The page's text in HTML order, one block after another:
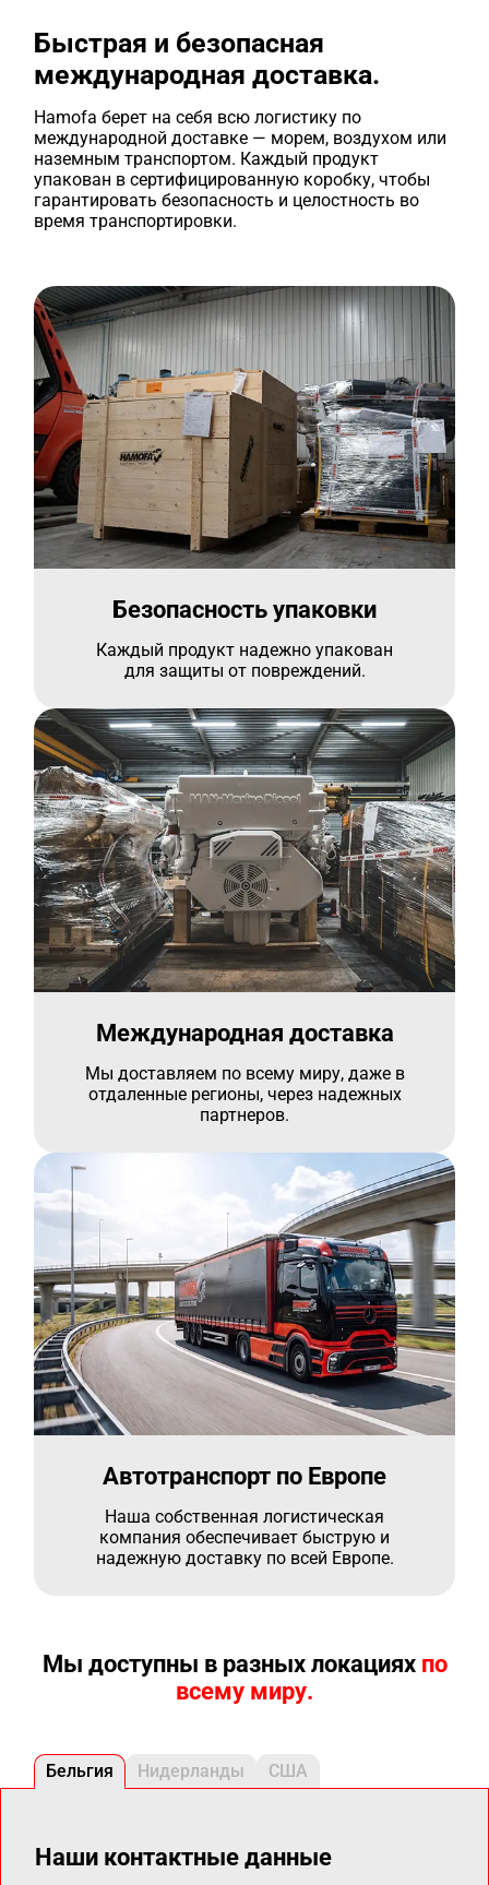
Быстрая и безопасная
международная доставка.
Hamofa берет на себя всю логистику по
международной доставке — морем, воздухом или
наземным транспортом. Каждый продукт
упакован в сертифицированную коробку, чтобы
гарантировать безопасность и целостность во
время транспортировки.
Безопасность упаковки
Каждый продукт надежно упакован
для защиты от повреждений.
Международная доставка
Мы доставляем по всему миру, даже в
отдаленные регионы, через надежных
партнеров.
Автотранспорт по Европе
Наша собственная логистическая
компания обеспечивает быструю и
надежную доставку по всей Европе.
Мы доступны в разных локациях по
всему миру.
Бельгия Нидерланды США
Наши контактные данные